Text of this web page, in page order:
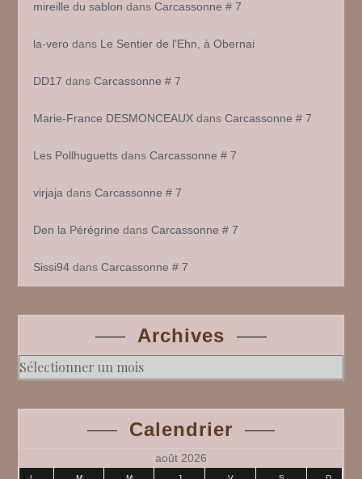
mireille du sablon dansCarcassonne # 7
la-vero dans Le Sentier de l’Ehn, à Obernai
DD17 dansCarcassonne # 7
Marie-France DESMONCEAUX dansCarcassonne # 7
Les Pollhuguetts dansCarcassonne # 7
virjaja dansCarcassonne # 7
Den la Pérégrine dansCarcassonne # 7
Sissi94 dansCarcassonne # 7
Archives
Archives
Calendrier
août 2026